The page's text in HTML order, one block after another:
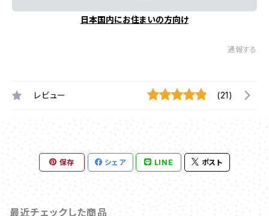
日本国内にお住まいの方向け
通報する
レビュー (21)
保存 シェア LINE ポスト
最近チェックした商品